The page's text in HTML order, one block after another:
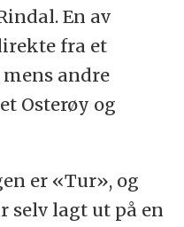
En av
fra et
andre
Osterøy og
er «Tur», og
selv lagt ut på en